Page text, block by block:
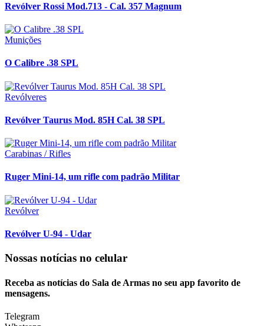
Revólver Rossi Mod.713 - Cal. 357 Magnum
Munições
O Calibre .38 SPL
Revólveres
Revólver Taurus Mod. 85H Cal. 38 SPL
Carabinas / Rifles
Ruger Mini-14, um rifle com padrão Militar
Revólver
Revólver U-94 - Udar
Nossas notícias no celular
Receba as notícias do Sala de Armas no seu app favorito de
mensagens.
Telegram